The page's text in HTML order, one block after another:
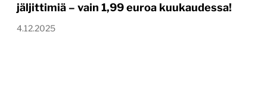
jäljittimiä – vain 1,99 euroa kuukaudessa!
4.12.2025